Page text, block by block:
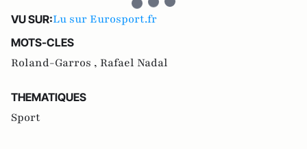
VU SUR:Lu sur Eurosport.fr
MOTS-CLES
Roland-Garros , Rafael Nadal
THEMATIQUES
Sport